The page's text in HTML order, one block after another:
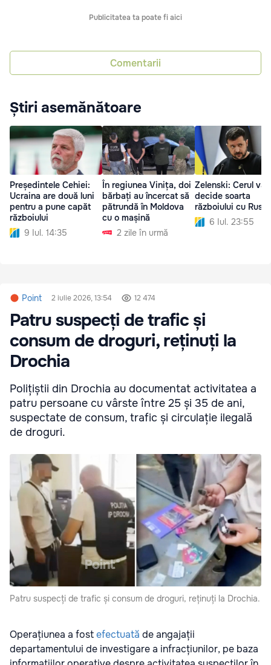
Publicitatea ta poate fi aici
Comentarii
Știri asemănătoare
Președintele Cehiei:
Ucraina are două luni
pentru a pune capăt
războiului
9 Iul. 14:35
În regiunea Vinița, doi
bărbați au încercat să
pătrundă în Moldova
cu o mașină
2 zile în urmă
Zelenski: Cerul va
decide soarta
războiului cu Rusia
6 Iul. 23:55
Point 2 iulie 2026, 13:54 12 474
Patru suspecți de trafic și
consum de droguri, reținuți la
Drochia
Polițiștii din Drochia au documentat activitatea a
patru persoane cu vârste între 25 și 35 de ani,
suspectate de consum, trafic și circulație ilegală
de droguri.
Patru suspecți de trafic și consum de droguri, reținuți la Drochia.
Operațiunea a fostefectuată de angajații
departamentului de investigare a infracțiunilor, pe baza